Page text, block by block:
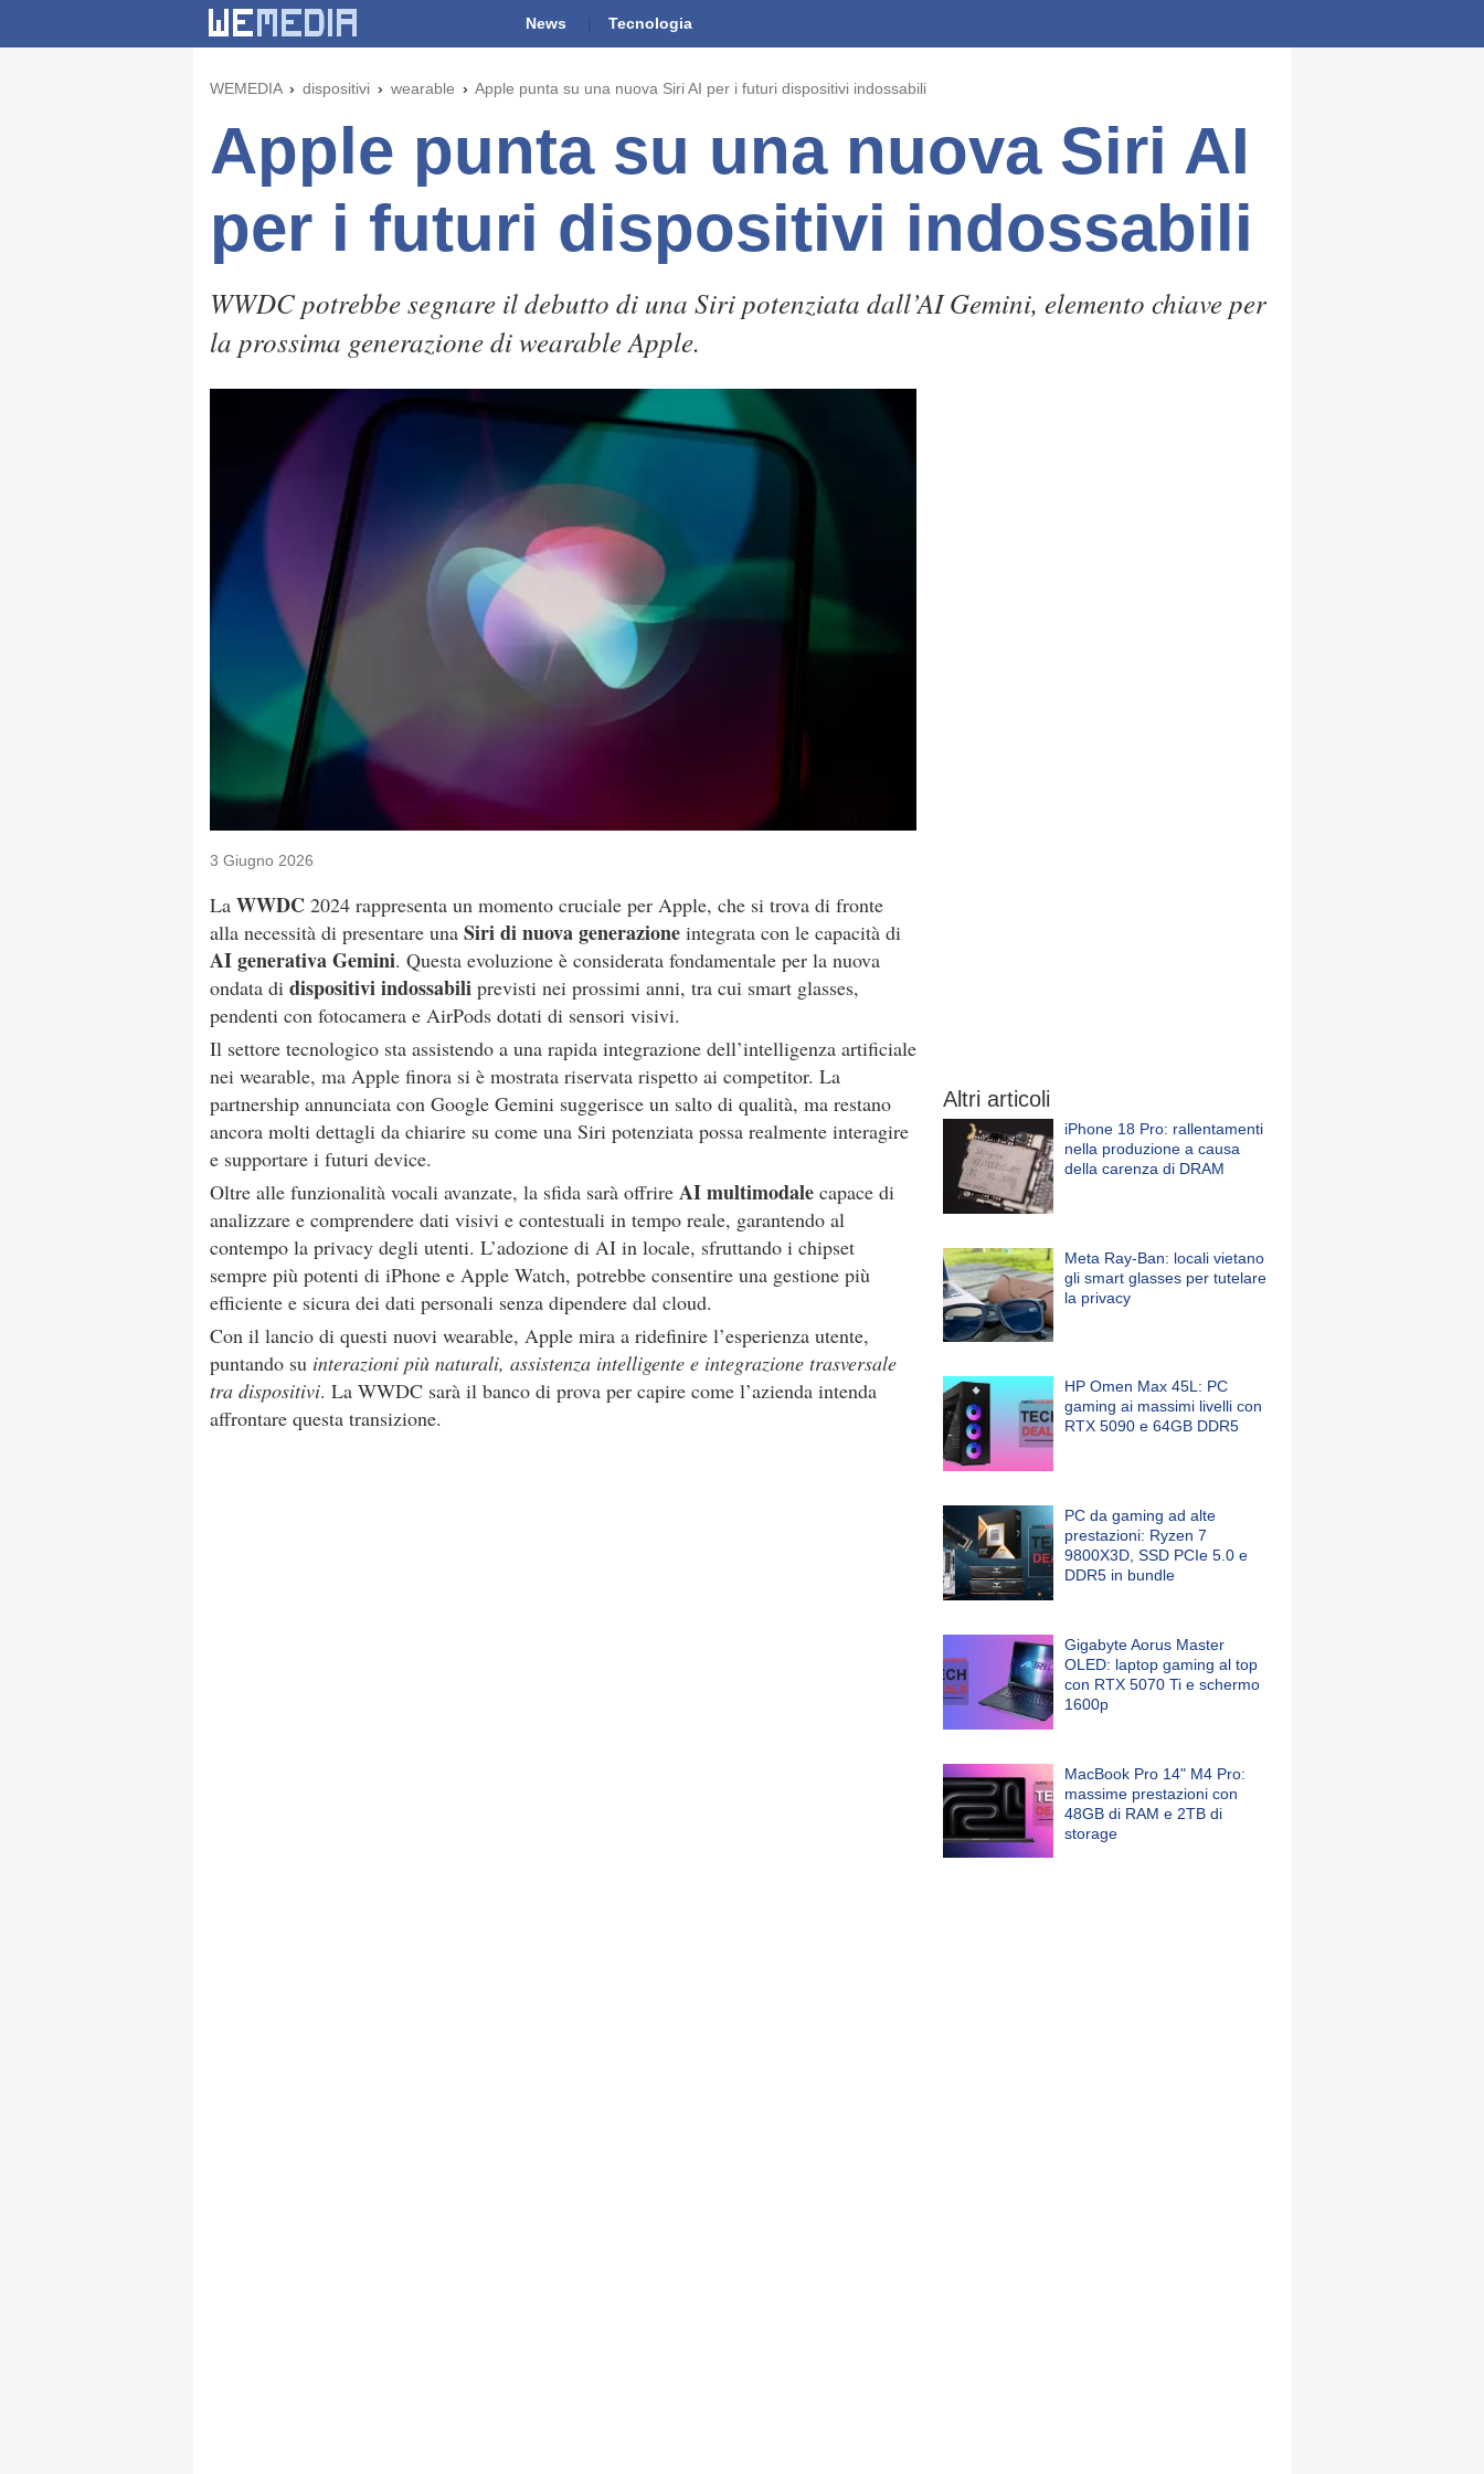
News Tecnologia
WEMEDIA dispositivi wearable Apple punta su una nuova Siri AI per i futuri dispositivi indossabili
Apple punta su una nuova Siri AI
per i futuri dispositivi indossabili
WWDC potrebbe segnare il debutto di una Siri potenziata dall’AI Gemini, elemento chiave per
la prossima generazione di wearable Apple.
3 Giugno 2026
La WWDC 2024 rappresenta un momento cruciale per Apple, che si trova di fronte
alla necessità di presentare una Siri di nuova generazione integrata con le capacità di
AI generativa Gemini. Questa evoluzione è considerata fondamentale per la nuova
ondata di dispositivi indossabili previsti nei prossimi anni, tra cui smart glasses,
pendenti con fotocamera e AirPods dotati di sensori visivi.
Il settore tecnologico sta assistendo a una rapida integrazione dell’intelligenza artificiale
nei wearable, ma Apple finora si è mostrata riservata rispetto ai competitor. La
partnership annunciata con Google Gemini suggerisce un salto di qualità, ma restano
ancora molti dettagli da chiarire su come una Siri potenziata possa realmente interagire
e supportare i futuri device.
Oltre alle funzionalità vocali avanzate, la sfida sarà offrire AI multimodale capace di
analizzare e comprendere dati visivi e contestuali in tempo reale, garantendo al
contempo la privacy degli utenti. L’adozione di AI in locale, sfruttando i chipset
sempre più potenti di iPhone e Apple Watch, potrebbe consentire una gestione più
efficiente e sicura dei dati personali senza dipendere dal cloud.
Con il lancio di questi nuovi wearable, Apple mira a ridefinire l’esperienza utente,
puntando su interazioni più naturali, assistenza intelligente e integrazione trasversale
tra dispositivi. La WWDC sarà il banco di prova per capire come l’azienda intenda
affrontare questa transizione.
Altri articoli
iPhone 18 Pro: rallentamenti
nella produzione a causa
della carenza di DRAM
Meta Ray-Ban: locali vietano
gli smart glasses per tutelare
la privacy
HP Omen Max 45L: PC
gaming ai massimi livelli con
RTX 5090 e 64GB DDR5
PC da gaming ad alte
prestazioni: Ryzen 7
9800X3D, SSD PCIe 5.0 e
DDR5 in bundle
Gigabyte Aorus Master
OLED: laptop gaming al top
con RTX 5070 Ti e schermo
1600p
MacBook Pro 14" M4 Pro:
massime prestazioni con
48GB di RAM e 2TB di
storage